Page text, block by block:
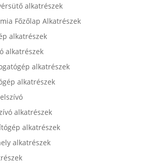
alkatrészek
Főzőlap Alkatrészek
alkatrészek
alkatrészek
alkatrészek
alkatrészek
alkatrészek
alkatrészek
alkatrészek